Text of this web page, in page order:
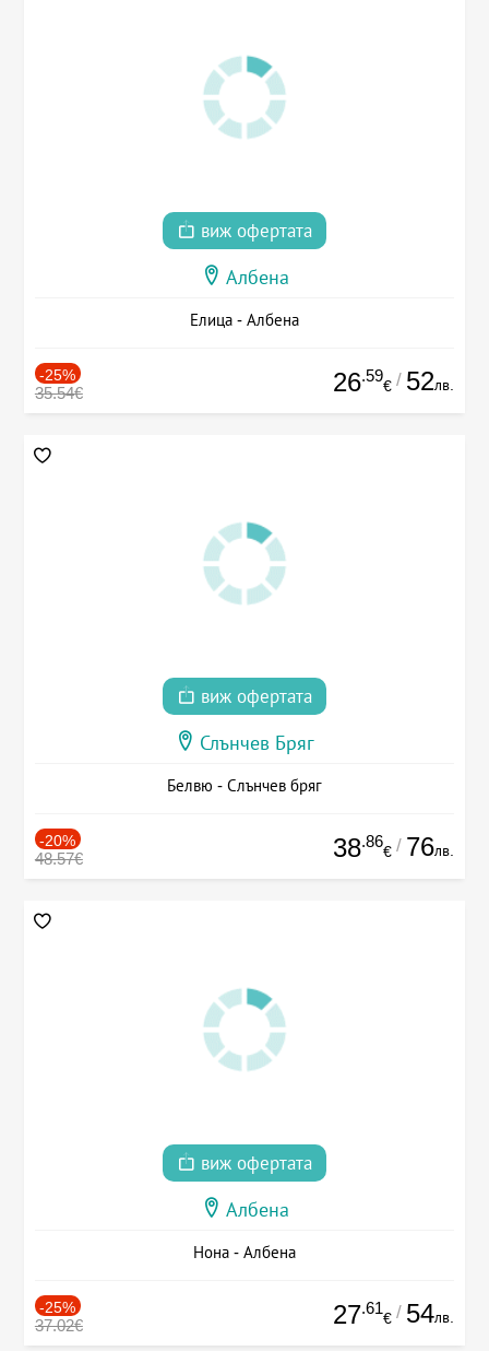
виж офертата
Албена
Елица - Албена
-25%
35.54€ 26.59
€ / 52лв.
виж офертата
Слънчев Бряг
Белвю - Слънчев бряг
-20%
48.57€ 38.86
€ / 76лв.
виж офертата
Албена
Нона - Албена
-25%
37.02€ 27.61
€ / 54лв.